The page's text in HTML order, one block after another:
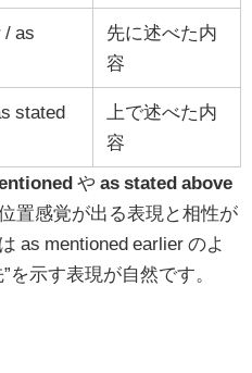
/ as
先に述べた内
容
stated
上で述べた内
容
や as stated above
置感覚が出る表現と相性が
as mentioned earlier のよ
を示す表現が自然です。